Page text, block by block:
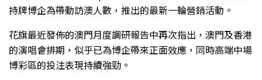
持牌博企為帶動訪澳人數，推出的最新一輪營銷活動。
花旗最近發佈的澳門月度調研報告中再次指出，澳門及香港
的演唱會排期，似乎已為博企帶來正面效應，同時高端中場
博彩區的投注表現持續強勁。